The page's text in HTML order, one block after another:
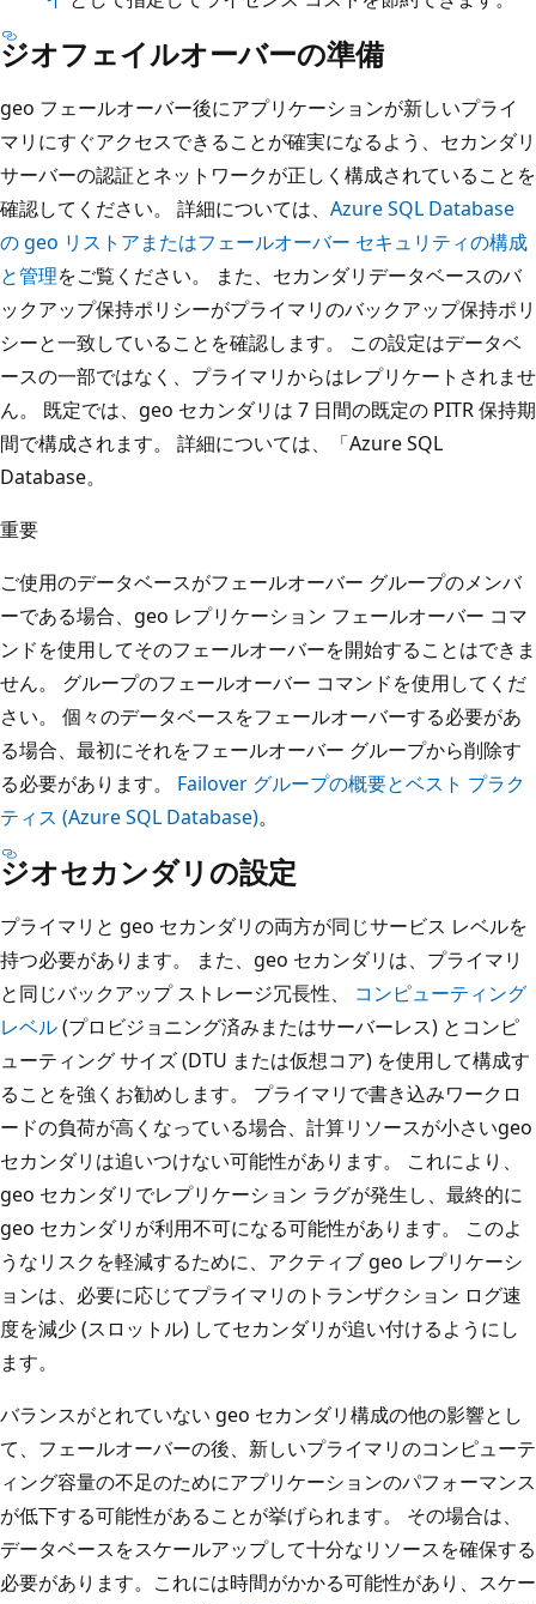
ジオフェイルオーバーの準備
geo フェールオーバー後にアプリケーションが新しいプライ
マリにすぐアクセスできることが確実になるよう、セカンダリ
サーバーの認証とネットワークが正しく構成されていることを
確認してください。 詳細については、 Azure SQL Database
の geo リストアまたはフェールオーバー セキュリティの構成
と管理をご覧ください。 また、セカンダリデータベースのバ
ックアップ保持ポリシーがプライマリのバックアップ保持ポリ
シーと一致していることを確認します。 この設定はデータベ
ースの一部ではなく、プライマリからはレプリケートされませ
ん。 既定では、geo セカンダリは 7 日間の既定の PITR 保持期
間で構成されます。 詳細については、「Azure SQL
Database。
重要
ご使用のデータベースがフェールオーバー グループのメンバ
ーである場合、geo レプリケーション フェールオーバー コマ
ンドを使用してそのフェールオーバーを開始することはできま
せん。 グループのフェールオーバー コマンドを使用してくだ
さい。 個々のデータベースをフェールオーバーする必要があ
る場合、最初にそれをフェールオーバー グループから削除す
る必要があります。 Failover グループの概要とベスト プラク
ティス (Azure SQL Database)。
ジオセカンダリの設定
プライマリと geo セカンダリの両方が同じサービス レベルを
持つ必要があります。 また、geo セカンダリは、プライマリ
と同じバックアップ ストレージ冗長性、 コンピューティング
レベル(プロビジョニング済みまたはサーバーレス) とコンピ
ューティング サイズ (DTU または仮想コア) を使用して構成す
ることを強くお勧めします。 プライマリで書き込みワークロ
ードの負荷が高くなっている場合、計算リソースが小さいgeo
セカンダリは追いつけない可能性があります。 これにより、
geo セカンダリでレプリケーション ラグが発生し、最終的に
geo セカンダリが利用不可になる可能性があります。 このよ
うなリスクを軽減するために、アクティブ geo レプリケーシ
ョンは、必要に応じてプライマリのトランザクション ログ速
度を減少 (スロットル) してセカンダリが追い付けるようにし
ます。
バランスがとれていない geo セカンダリ構成の他の影響とし
て、フェールオーバーの後、新しいプライマリのコンピューテ
ィング容量の不足のためにアプリケーションのパフォーマンス
が低下する可能性があることが挙げられます。 その場合は、
データベースをスケールアップして十分なリソースを確保する
必要があります。これには時間がかかる可能性があり、スケー